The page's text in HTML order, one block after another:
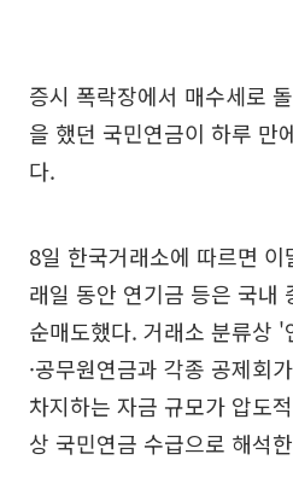
증시 폭락장에서 매수세로
을 했던 국민연금이 하루 만
다.
8일 한국거래소에 따르면
래일 동안 연기금 등은 국내
순매도했다. 거래소 분류상
·공무원연금과 각종 공제회
차지하는 자금 규모가 압도
상 국민연금 수급으로 해석